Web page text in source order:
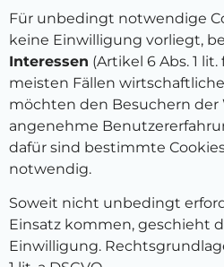
Für unbedingt notwendige
keine Einwilligung vorliegt,
Interessen (Artikel 6 Abs. 1
meisten Fällen
möchten den Besuchern der
angenehme
dafür sind bestimmte
notwendig.
Soweit nicht unbedingt
Einsatz kommen, geschieht
Einwilligung.